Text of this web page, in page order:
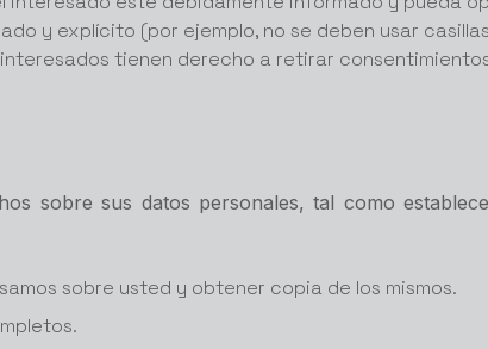
y explícito (por ejemplo, no se deben usar
tienen derecho a retirar
sobre sus datos personales, tal como
sobre usted y obtener copia de los mismos.